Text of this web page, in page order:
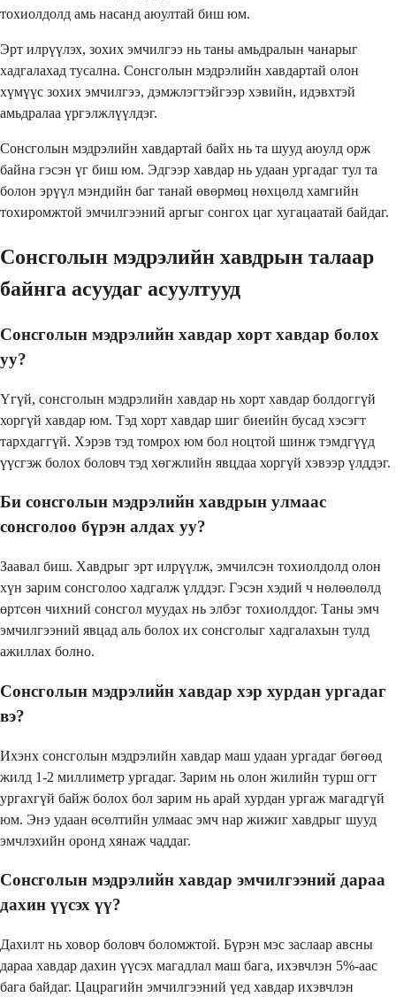
тохиолдолд амь насанд аюултай биш юм.
Эрт илрүүлэх, зохих эмчилгээ нь таны амьдралын чанарыг
хадгалахад тусална. Сонсголын мэдрэлийн хавдартай олон
хүмүүс зохих эмчилгээ, дэмжлэгтэйгээр хэвийн, идэвхтэй
амьдралаа үргэлжлүүлдэг.
Сонсголын мэдрэлийн хавдартай байх нь та шууд аюулд орж
байна гэсэн үг биш юм. Эдгээр хавдар нь удаан ургадаг тул та
болон эрүүл мэндийн баг танай өвөрмөц нөхцөлд хамгийн
тохиромжтой эмчилгээний аргыг сонгох цаг хугацаатай байдаг.
Сонсголын мэдрэлийн хавдрын талаар
байнга асуудаг асуултууд
Сонсголын мэдрэлийн хавдар хорт хавдар болох
уу?
Үгүй, сонсголын мэдрэлийн хавдар нь хорт хавдар болдоггүй
хоргүй хавдар юм. Тэд хорт хавдар шиг биеийн бусад хэсэгт
тархдаггүй. Хэрэв тэд томрох юм бол ноцтой шинж тэмдгүүд
үүсгэж болох боловч тэд хөгжлийн явцдаа хоргүй хэвээр үлддэг.
Би сонсголын мэдрэлийн хавдрын улмаас
сонсголоо бүрэн алдах уу?
Заавал биш. Хавдрыг эрт илрүүлж, эмчилсэн тохиолдолд олон
хүн зарим сонсголоо хадгалж үлддэг. Гэсэн хэдий ч нөлөөлөлд
өртсөн чихний сонсгол муудах нь элбэг тохиолддог. Таны эмч
эмчилгээний явцад аль болох их сонсголыг хадгалахын тулд
ажиллах болно.
Сонсголын мэдрэлийн хавдар хэр хурдан ургадаг
вэ?
Ихэнх сонсголын мэдрэлийн хавдар маш удаан ургадаг бөгөөд
жилд 1-2 миллиметр ургадаг. Зарим нь олон жилийн турш огт
ургахгүй байж болох бол зарим нь арай хурдан ургаж магадгүй
юм. Энэ удаан өсөлтийн улмаас эмч нар жижиг хавдрыг шууд
эмчлэхийн оронд хянаж чаддаг.
Сонсголын мэдрэлийн хавдар эмчилгээний дараа
дахин үүсэх үү?
Дахилт нь ховор боловч боломжтой. Бүрэн мэс заслаар авсны
дараа хавдар дахин үүсэх магадлал маш бага, ихэвчлэн 5%-аас
бага байдаг. Цацрагийн эмчилгээний үед хавдар ихэвчлэн